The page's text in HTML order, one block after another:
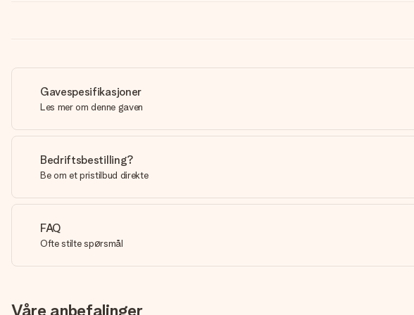
Gavespesifikasjoner
Les mer om denne gaven
Bedriftsbestilling?
Be om et pristilbud direkte
FAQ
Ofte stilte spørsmål
Våre anbefalinger